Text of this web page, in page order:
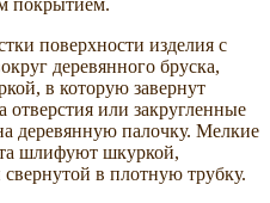
покрытием.
поверхности изделия с
деревянного бруска,
в которую завернут
или закругленные
деревянную палочку. Мелкие
шлифуют шкуркой,
в плотную трубку.